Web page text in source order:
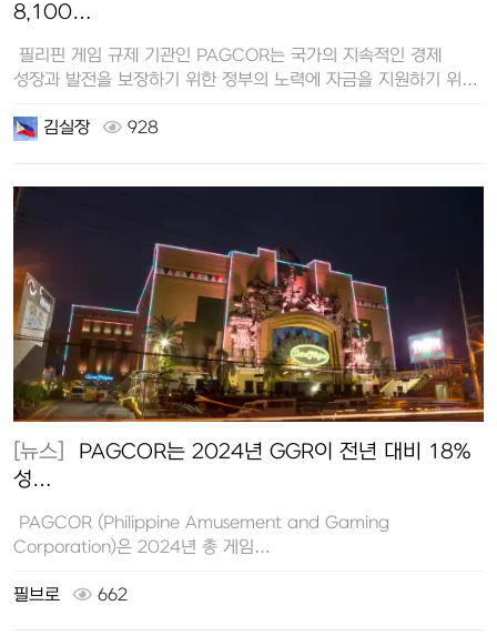
8,100…
필리핀 게임 규제 기관인 PAGCOR는 국가의 지속적인 경제
성장과 발전을 보장하기 위한 정부의 노력에 자금을 지원하기 위해
김실장
928
[뉴스]
성…
PAGCOR (Philippine Amusement and Gaming
Corporation)은 2024년 총 게임…
필브로 662